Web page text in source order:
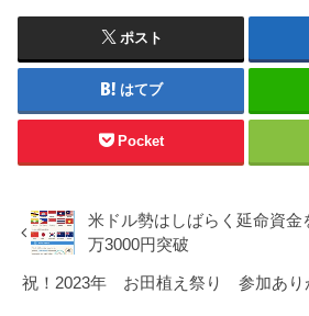
ポスト
はてブ
Pocket
米ドル勢はしばらく延命資
万3000円突破
祝！2023年 お田植え祭り 参加あり